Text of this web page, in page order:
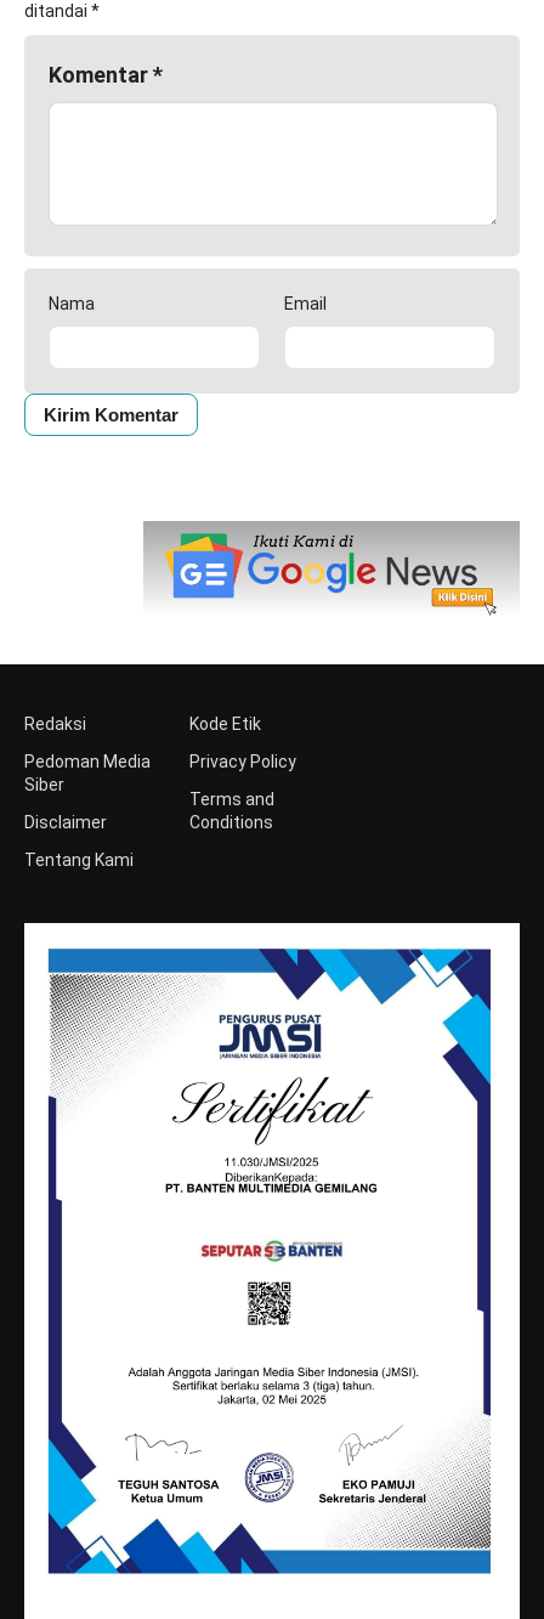
ditandai *
Komentar*
Nama Email
Redaksi
Pedoman Media
Siber
Disclaimer
Tentang Kami
Kode Etik
Privacy Policy
Terms and
Conditions